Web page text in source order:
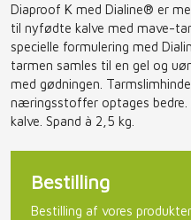
Diaproof K med Dialine® er
til nyfødte kalve med mave-
specielle formulering med
tarmen samles til en gel og
med gødningen.
næringsstoffer optages bedre.
kalve. Spand à 2,5 kg.
Bestilling​
Bestilling af vores